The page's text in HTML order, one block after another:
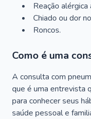
Reação alérgica
Chiado ou dor
Roncos.
Como é uma
A consulta com
que é uma entrevista
para conhecer seus
saúde pessoal e